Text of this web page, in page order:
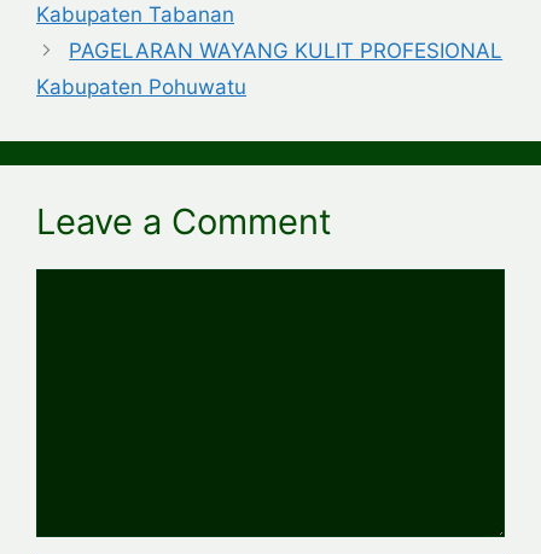
Kabupaten Tabanan
PAGELARAN WAYANG KULIT PROFESIONAL
Kabupaten Pohuwatu
Leave a Comment